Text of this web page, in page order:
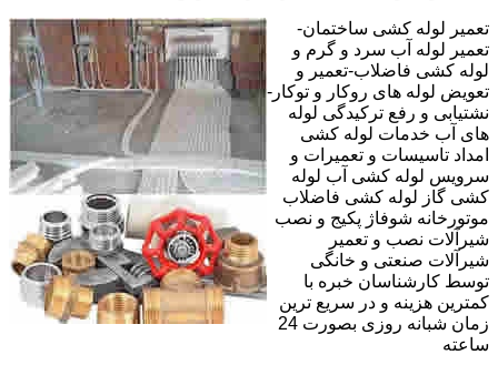
تعمیر لوله کشی ساختمان-
تعمیر لوله آب سرد و گرم و
لوله کشی فاضلاب-تعمیر و
تعویض لوله های روکار و توکار-
نشتیابی و رفع ترکیدگی لوله
های آب خدمات لوله کشی
امداد تاسیسات و تعمیرات و
سرویس لوله کشی آب لوله
کشی گاز لوله کشی فاضلاب
موتورخانه شوفاژ پکیج و نصب
شیرآلات نصب و تعمیر
شیرآلات صنعتی و خانگی
توسط کارشناسان خبره با
کمترین هزینه و در سریع ترین
زمان شبانه روزی بصورت 24
ساعته